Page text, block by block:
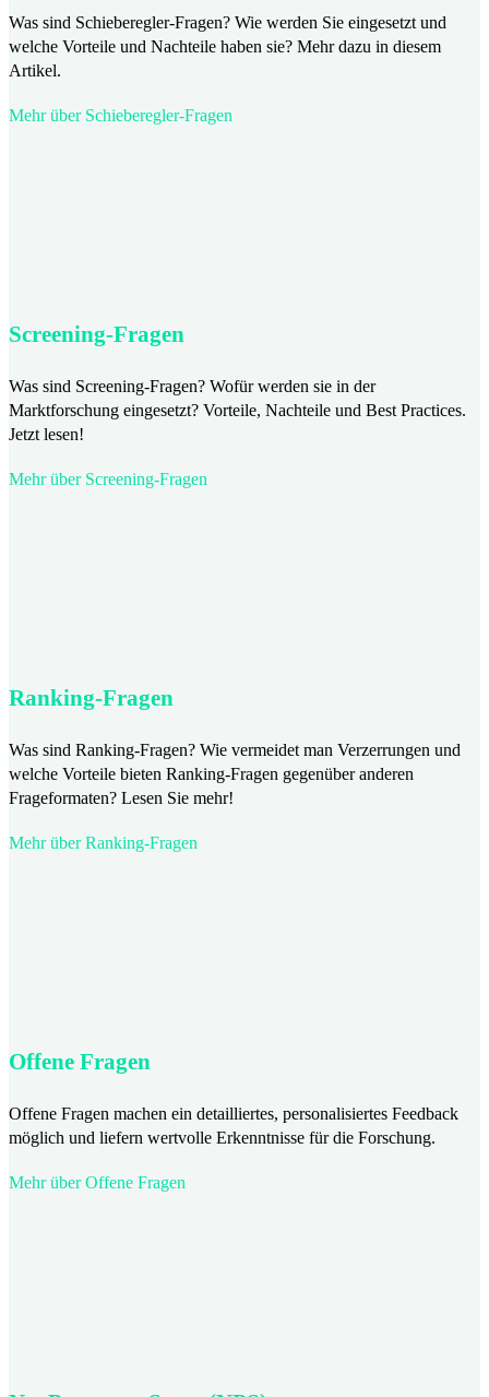
Was sind Schieberegler-Fragen? Wie werden Sie eingesetzt und
welche Vorteile und Nachteile haben sie? Mehr dazu in diesem
Artikel.
Mehr über Schieberegler-Fragen
Screening-Fragen
Was sind Screening-Fragen? Wofür werden sie in der
Marktforschung eingesetzt? Vorteile, Nachteile und Best Practices.
Jetzt lesen!
Mehr über Screening-Fragen
Ranking-Fragen
Was sind Ranking-Fragen? Wie vermeidet man Verzerrungen und
welche Vorteile bieten Ranking-Fragen gegenüber anderen
Frageformaten? Lesen Sie mehr!
Mehr über Ranking-Fragen
Offene Fragen
Offene Fragen machen ein detailliertes, personalisiertes Feedback
möglich und liefern wertvolle Erkenntnisse für die Forschung.
Mehr über Offene Fragen